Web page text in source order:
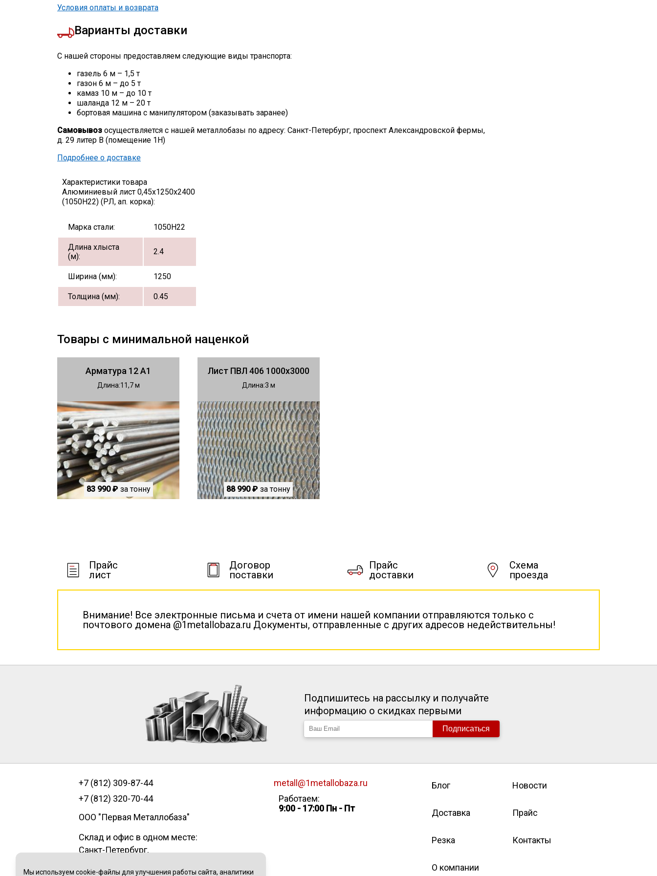
Условия оплаты и возврата
Варианты доставки
С нашей стороны предоставляем следующие виды транспорта:
газель 6 м – 1,5 т
газон 6 м – до 5 т
камаз 10 м – до 10 т
шаланда 12 м – 20 т
бортовая машина с манипулятором (заказывать заранее)
Самовывоз осуществляется с нашей металлобазы по адресу: Санкт-Петербург, проспект Александровской фермы,
д. 29 литер В (помещение 1Н)
Подробнее о доставке
Характеристики товара
Алюминиевый лист 0,45х1250х2400
(1050Н22) (РЛ, ап. корка):
Марка стали: 1050Н22
Длина хлыста
(м):
2.4
Ширина (мм): 1250
Толщина (мм): 0.45
Товары с минимальной наценкой
Арматура 12 А1
Длина 11,7
83 990 ₽ за тонну
Лист ПВЛ 406 1000х3000
Длина 3
88 990 ₽ за тонну
Прайс
лист
Договор
поставки
Прайс
доставки
Схема
проезда
Внимание! Все электронные письма и счета от имени нашей компании отправляются только с
почтового домена @1metallobaza.ru Документы, отправленные с других адресов недействительны!
Подпишитесь на рассылку и получайте
информацию о скидках первыми
Подписаться
+7 (812) 309-87-44
+7 (812) 320-70-44
ООО "Первая Металлобаза"
Склад и офис в одном месте:
Санкт-Петербург,
metall@1metallobaza.ru
Работаем:
9:00 - 17:00 Пн - Пт
Блог Новости
Доставка Прайс
Резка Контакты
О компании
Мы используем cookie-файлы для улучшения работы сайта, аналитики